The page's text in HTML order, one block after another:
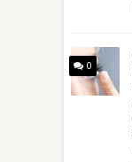
0